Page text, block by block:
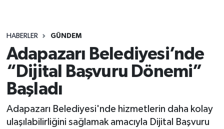
HABERLER GÜNDEM
Adapazarı Belediyesi’nde
“Dijital Başvuru Dönemi”
Başladı
Adapazarı Belediyesi'nde hizmetlerin daha kolay
ulaşılabilirliğini sağlamak amacıyla Dijital Başvuru